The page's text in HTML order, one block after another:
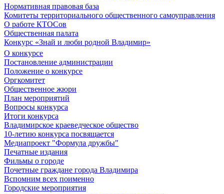
Нормативная правовая база
Комитеты территориального общественного самоуправления
О работе КТОСов
Общественная палата
Конкурс «Знай и люби родной Владимир»
О конкурсе
Постановление администрации
Положение о конкурсе
Оргкомитет
Общественное жюри
План мероприятий
Вопросы конкурса
Итоги конкурса
Владимирское краеведческое общество
10-летию конкурса посвящается
Медиапроект "Формула дружбы"
Печатные издания
Фильмы о городе
Почетные граждане города Владимира
Вспомним всех поименно
Городские мероприятия